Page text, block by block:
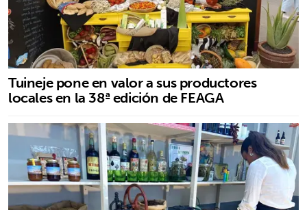
Tuineje pone en valor a sus productores
locales en la 38ª edición de FEAGA